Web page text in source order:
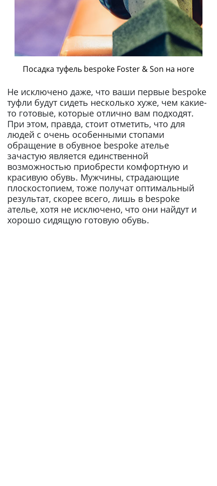
Посадка туфель bespoke Foster & Son на ноге
Не исключено даже, что ваши первые bespoke
туфли будут сидеть несколько хуже, чем какие-
то готовые, которые отлично вам подходят.
При этом, правда, стоит отметить, что для
людей с очень особенными стопами
обращение в обувное bespoke ателье
зачастую является единственной
возможностью приобрести комфортную и
красивую обувь. Мужчины, страдающие
плоскостопием, тоже получат оптимальный
результат, скорее всего, лишь в bespoke
ателье, хотя не исключено, что они найдут и
хорошо сидящую готовую обувь.